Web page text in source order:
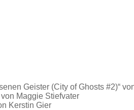
Geister (City of Ghosts #2)“
Maggie Stiefvater
Kerstin Gier